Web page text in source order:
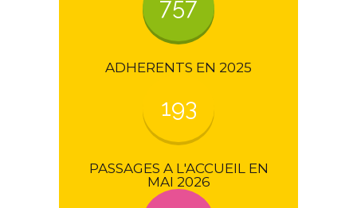
757
ADHERENTS EN 2025
193
PASSAGES A L'ACCUEIL EN
MAI 2026